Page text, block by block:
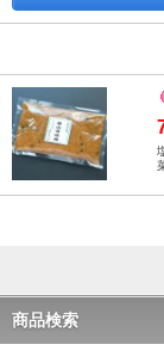
商品検索